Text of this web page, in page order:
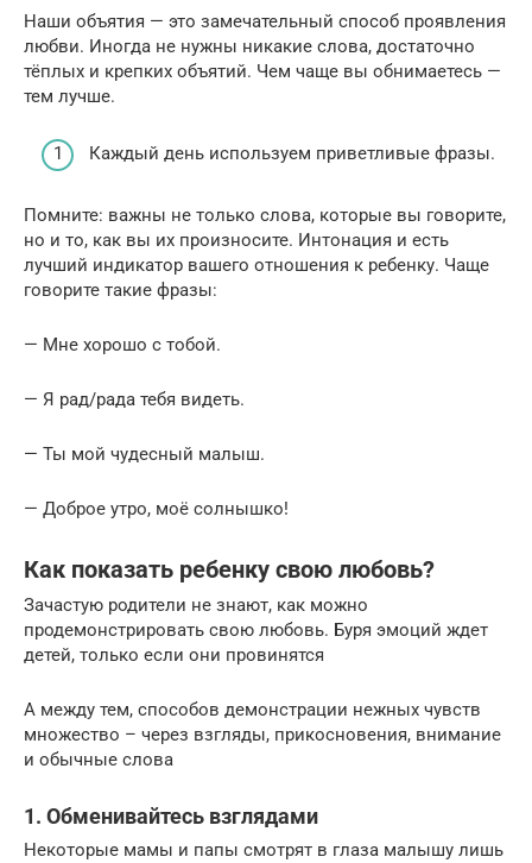
Наши объятия — это замечательный способ проявления
любви. Иногда не нужны никакие слова, достаточно
тёплых и крепких объятий. Чем чаще вы обнимаетесь —
тем лучше.
Каждый день используем приветливые фразы.
Помните: важны не только слова, которые вы говорите,
но и то, как вы их произносите. Интонация и есть
лучший индикатор вашего отношения к ребенку. Чаще
говорите такие фразы:
— Мне хорошо с тобой.
— Я рад/рада тебя видеть.
— Ты мой чудесный малыш.
— Доброе утро, моё солнышко!
Как показать ребенку свою любовь?
Зачастую родители не знают, как можно
продемонстрировать свою любовь. Буря эмоций ждет
детей, только если они провинятся
А между тем, способов демонстрации нежных чувств
множество – через взгляды, прикосновения, внимание
и обычные слова
1. Обменивайтесь взглядами
Некоторые мамы и папы смотрят в глаза малышу лишь